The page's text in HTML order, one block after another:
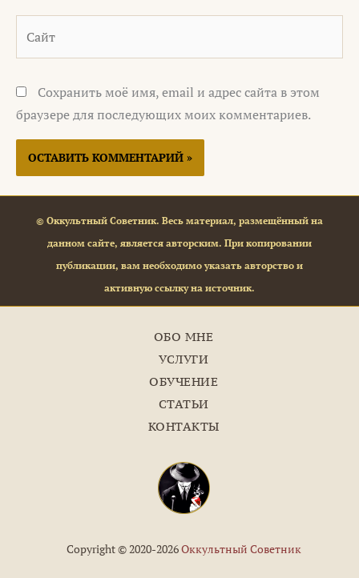
Сохранить моё имя, email и адрес сайта в этом
браузере для последующих моих комментариев.
© Оккультный Советник. Весь материал, размещённый на
данном сайте, является авторским. При копировании
публикации, вам необходимо указать авторство и
активную ссылку на источник.
ОБО МНЕ
УСЛУГИ
ОБУЧЕНИЕ
СТАТЬИ
КОНТАКТЫ
Copyright © 2020-2026Оккультный Советник